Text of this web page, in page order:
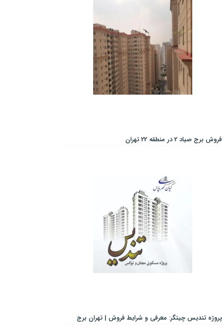
فروش برج صیاد 2 در منطقه 22 تهران
پروژه تندیس چیتگر: معرفی و شرایط فروش | تهران برج